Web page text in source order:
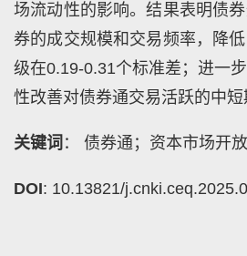
场流动性的影响。结果表明债
券的成交规模和交易频率，降
级在0.19-0.31个标准差；进一
性改善对债券通交易活跃的中短
关键词 ： 债券通；资本市场开
DOI: 10.13821/